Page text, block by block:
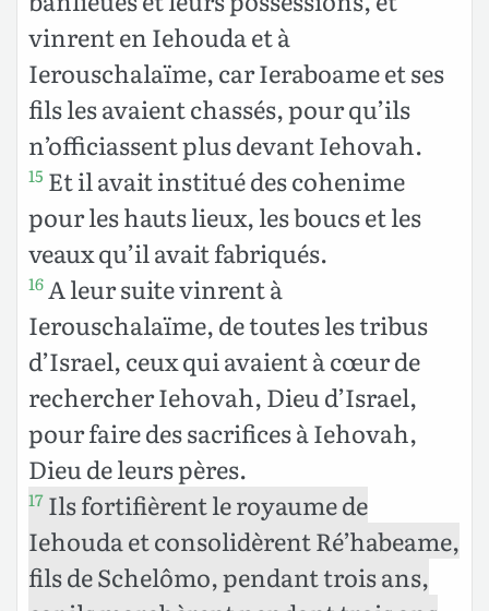
vinrent en Iehouda et à
Ierouschalaïme, car Ieraboame et ses
fils les avaient chassés, pour qu’ils
n’officiassent plus devant Iehovah.
15 Et il avait institué des cohenime
pour les hauts lieux, les boucs et les
veaux qu’il avait fabriqués.
16A leur suite vinrent à
Ierouschalaïme, de toutes les tribus
d’Israel, ceux qui avaient à cœur de
rechercher Iehovah, Dieu d’Israel,
pour faire des sacrifices à Iehovah,
Dieu de leurs pères.
17 Ils fortifièrent le royaume de
Iehouda et consolidèrent Ré’habeame,
fils de Schelômo, pendant trois ans,